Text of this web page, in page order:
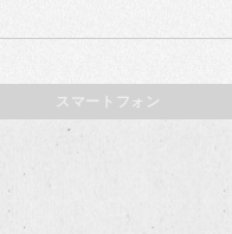
スマートフォン